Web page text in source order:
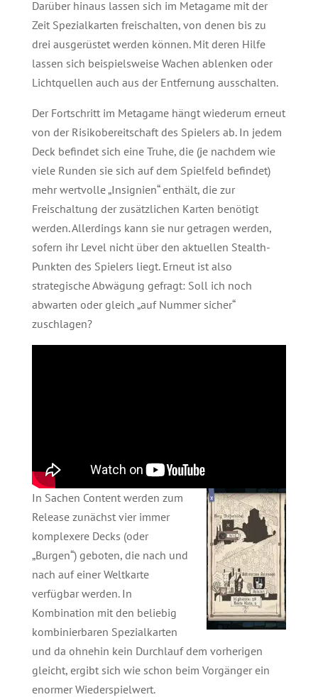
Darüber hinaus lassen sich im Metagame mit der
Zeit Spezialkarten freischalten, von denen bis zu
drei ausgerüstet werden können. Mit deren Hilfe
lassen sich beispielsweise Wachen ablenken oder
Lichtquellen auch aus der Entfernung ausschalten.
Der Fortschritt im Metagame hängt wiederum erneut
von der Risikobereitschaft des Spielers ab. In jedem
Deck befindet sich eine Truhe, die (je nachdem wie
viele Runden sie sich auf dem Spielfeld befindet)
mehr wertvolle „Insignien“ enthält, die zur
Freischaltung der zusätzlichen Karten benötigt
werden. Allerdings kann sie nur getragen werden,
sofern ihr Level nicht über den aktuellen Stealth-
Punkten des Spielers liegt. Erneut ist also
strategische Abwägung gefragt: Soll ich noch
abwarten oder gleich „auf Nummer sicher“
zuschlagen?
In Sachen Content werden zum
Release zunächst vier immer
komplexere Decks (oder
„Burgen“) geboten, die nach und
nach auf einer Weltkarte
verfügbar werden. In
Kombination mit den beliebig
kombinierbaren Spezialkarten
und da ohnehin kein Durchlauf dem vorherigen
gleicht, ergibt sich wie schon beim Vorgänger ein
enormer Wiederspielwert.